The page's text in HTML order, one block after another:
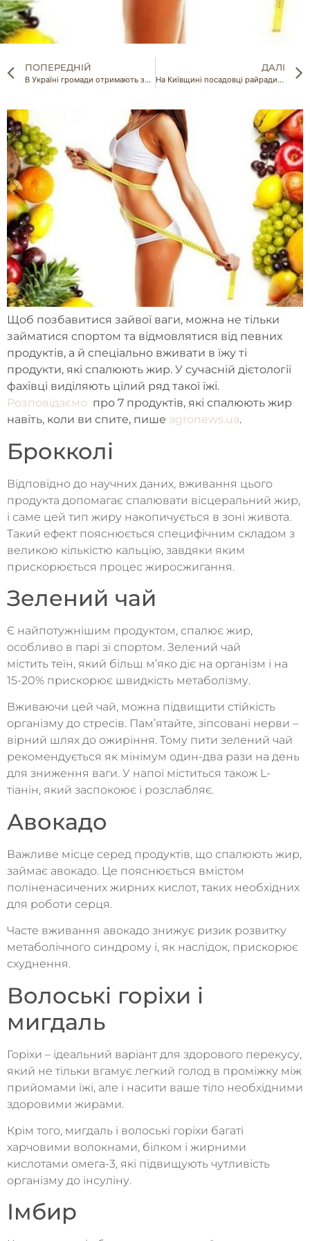
ПОПЕРЕДНІЙ
В Україні громади отримають збільшення надходжень з державного бюджету у 2022 році
ДАЛІ
На Київщині посадовці райради за хабарі змінювали цільове призначення земельних ділянок
Щоб позбавитися зайвої ваги, можна не тільки
займатися спортом та відмовлятися від певних
продуктів, а й спеціально вживати в їжу ті
продукти, які спалюють жир. У сучасній дієтології
фахівці виділяють цілий ряд такої їжі.
Розповідаємо про 7 продуктів, які спалюють жир
навіть, коли ви спите, пише agronews.ua.
Брокколі
Відповідно до научних даних, вживання цього
продукта допомагає спалювати вісцеральний жир,
і саме цей тип жиру накопичується в зоні живота.
Такий ефект пояснюється специфічним складом з
великою кількістю кальцію, завдяки яким
прискорюється процес жиросжигання.
Зелений чай
Є найпотужнішим продуктом, спалює жир,
особливо в парі зі спортом. Зелений чай
містить теїн, який більш м’яко діє на організм і на
15-20% прискорює швидкість метаболізму.
Вживаючи цей чай, можна підвищити стійкість
організму до стресів. Пам’ятайте, зіпсовані нерви –
вірний шлях до ожиріння. Тому пити зелений чай
рекомендується як мінімум один-два рази на день
для зниження ваги. У напої міститься також L-
тіанін, який заспокоює і розслабляє.
Авокадо
Важливе місце серед продуктів, що спалюють жир,
займає авокадо. Це пояснюється вмістом
поліненасичених жирних кислот, таких необхідних
для роботи серця.
Часте вживання авокадо знижує ризик розвитку
метаболічного синдрому і, як наслідок, прискорює
схуднення.
Волоські горіхи і
мигдаль
Горіхи – ідеальний варіант для здорового перекусу,
який не тільки вгамує легкий голод в проміжку між
прийомами їжі, але і насити ваше тіло необхідними
здоровими жирами.
Крім того, мигдаль і волоські горіхи багаті
харчовими волокнами, білком і жирними
кислотами омега-3, які підвищують чутливість
організму до інсуліну.
Імбир